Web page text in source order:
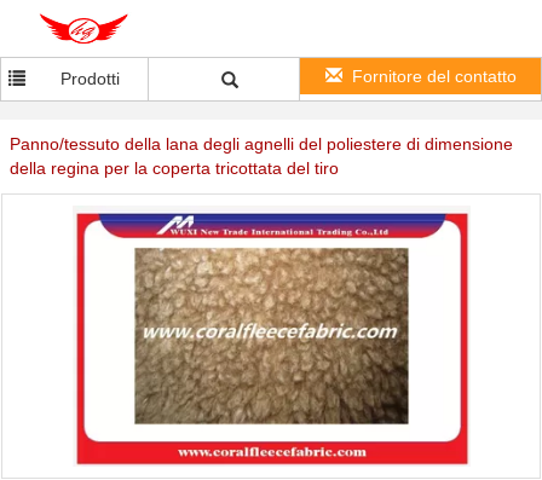
Prodotti Fornitore del contatto
Panno/tessuto della lana degli agnelli del poliestere di dimensione
della regina per la coperta tricottata del tiro